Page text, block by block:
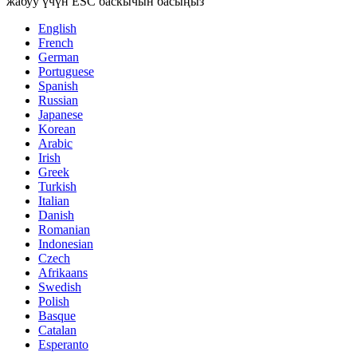
English
French
German
Portuguese
Spanish
Russian
Japanese
Korean
Arabic
Irish
Greek
Turkish
Italian
Danish
Romanian
Indonesian
Czech
Afrikaans
Swedish
Polish
Basque
Catalan
Esperanto